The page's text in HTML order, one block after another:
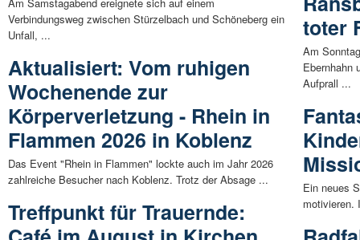
Verbindungsweg zwischen Stürzelbach und Schöneberg ein
Unfall, ...
Aktualisiert: Vom ruhigen
Wochenende zur
Körperverletzung - Rhein in
Flammen 2026 in Koblenz
Das Event "Rhein in Flammen" lockte auch im Jahr 2026
zahlreiche Besucher nach Koblenz. Trotz der Absage ...
Treffpunkt für Trauernde:
toter
Am
Ebernhahn
Aufprall ...
Ein neues
motivieren.